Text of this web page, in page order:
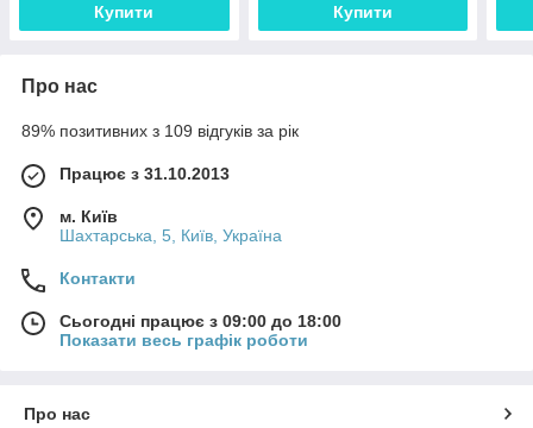
Купити Купити
Про нас
89% позитивних з 109 відгуків за рік
Працює з 31.10.2013
м. Київ
Шахтарська, 5, Київ, Україна
Контакти
Сьогодні працює з 09:00 до 18:00
Показати весь графік роботи
Про нас